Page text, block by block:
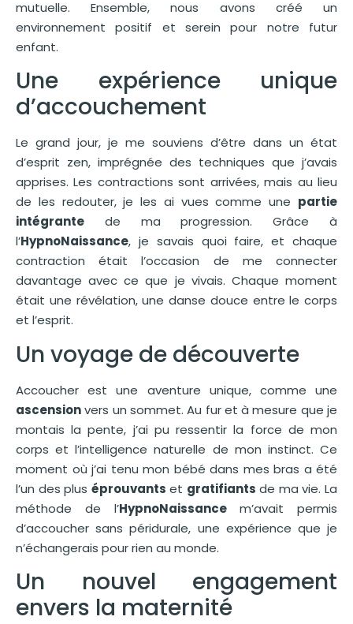
mutuelle. Ensemble, nous avons créé un
environnement positif et serein pour notre futur
enfant.
Une expérience unique
d’accouchement
Le grand jour, je me souviens d’être dans un état
d’esprit zen, imprégnée des techniques que j’avais
apprises. Les contractions sont arrivées, mais au lieu
de les redouter, je les ai vues comme une partie
intégrante de ma progression. Grâce à
l’HypnoNaissance, je savais quoi faire, et chaque
contraction était l’occasion de me connecter
davantage avec ce que je vivais. Chaque moment
était une révélation, une danse douce entre le corps
et l’esprit.
Un voyage de découverte
Accoucher est une aventure unique, comme une
ascensionvers un sommet. Au fur et à mesure que je
montais la pente, j’ai pu ressentir la force de mon
corps et l’intelligence naturelle de mon instinct. Ce
moment où j’ai tenu mon bébé dans mes bras a été
l’un des plus éprouvants et gratifiants de ma vie. La
méthode de l’HypnoNaissancem’avait permis
d’accoucher sans péridurale, une expérience que je
n’échangerais pour rien au monde.
Un nouvel engagement
envers la maternité